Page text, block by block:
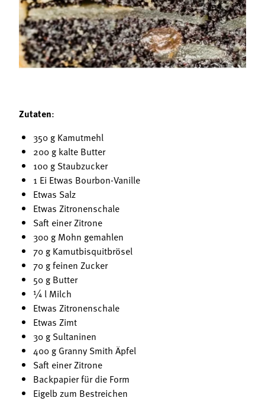
Mitgliedschaft
Landessekretariat
Bäuerliche Buffets
Hofgeschichten
Zutaten:
350 g Kamutmehl
200 g kalte Butter
100 g Staubzucker
1 Ei Etwas Bourbon-Vanille
Etwas Salz
Etwas Zitronenschale
Saft einer Zitrone
300 g Mohn gemahlen
70 g Kamutbisquitbrösel
70 g feinen Zucker
50 g Butter
¼ l Milch
Etwas Zitronenschale
Etwas Zimt
30 g Sultaninen
400 g Granny Smith Äpfel
Saft einer Zitrone
Backpapier für die Form
Eigelb zum Bestreichen